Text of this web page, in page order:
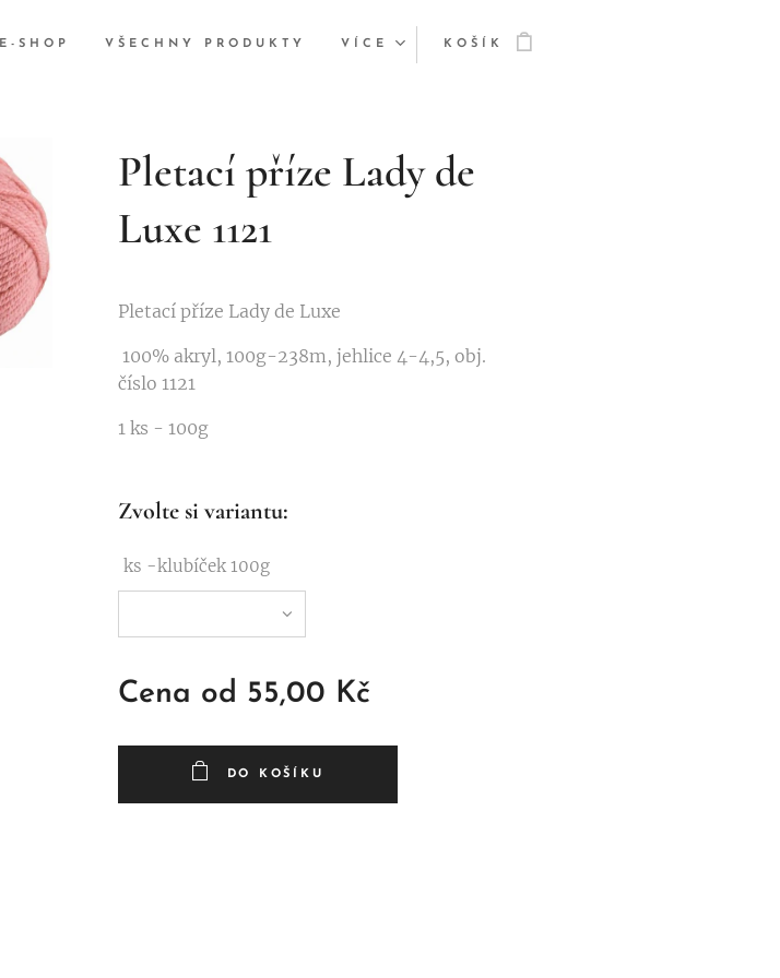
E-SHOP VŠECHNY PRODUKTY VÍCE KOŠÍK
Pletací příze Lady de
Luxe 1121
Pletací příze Lady de Luxe
100% akryl, 100g-238m, jehlice 4-4,5, obj.
číslo 1121
1 ks - 100g
Zvolte si variantu:
ks -klubíček 100g
Cena od 55,00 Kč
DO KOŠÍKU